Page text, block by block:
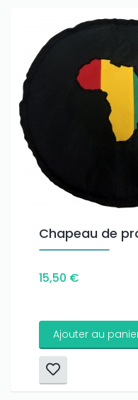
Chapeau de
15,50 €
Ajouter au